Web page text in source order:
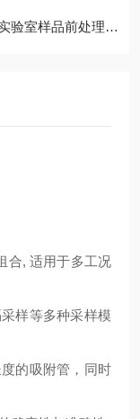
室样品前处理工艺
合, 适用于多工况
样等多种采样模
的吸附管，同时